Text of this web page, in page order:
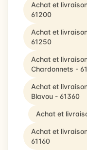
Achat et
61200
Achat et
61250
Achat et
Chardonnets -
Achat et
Blavou - 61360
Achat et
Achat et
61160